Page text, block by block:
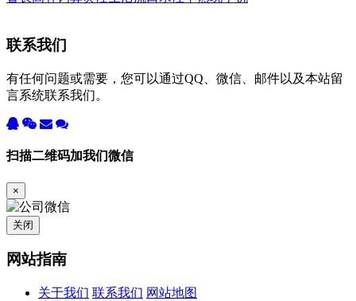
联系我们
有任何问题或需要，您可以通过QQ、微信、邮件以及本站留
言系统联系我们。
扫描二维码加我们微信
×
关闭
网站指南
关于我们 联系我们 网站地图